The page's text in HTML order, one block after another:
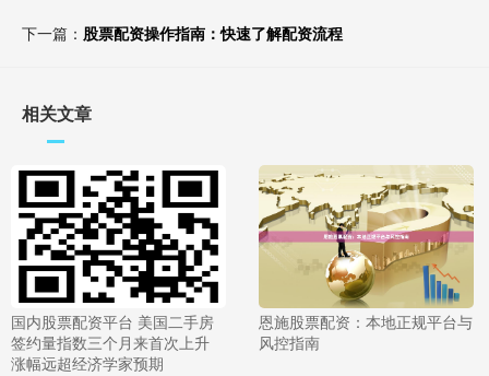
下一篇： 股票配资操作指南：快速了解配资流程
相关文章
国内股票配资平台 美国二手房
签约量指数三个月来首次上升
涨幅远超经济学家预期
恩施股票配资：本地正规平台与
风控指南